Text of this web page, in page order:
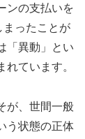
ンの支払いを
まったことが
「異動」とい
ています。
が、世間一般
う状態の正体